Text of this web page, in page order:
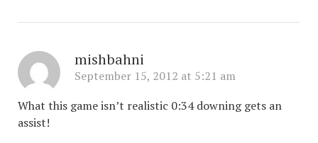
mishbahni
September 15, 2012 at 5:21 am
What this game isn’t realistic 0:34 downing gets an
assist!